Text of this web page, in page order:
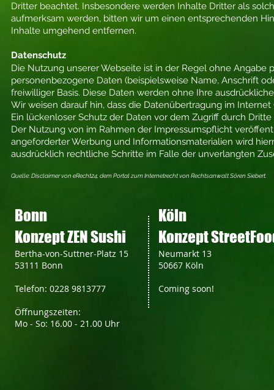
Dritter beachtet. Insbesondere werden Inhalte Dritter als
aufmerksam werden, bitten wir um einen entsprechenden
Inhalte umgehend entfernen.
Datenschutz
Die Nutzung unserer Webseite ist in der Regel ohne
personenbezogene Daten (beispielsweise Name, Anschrift
freiwilliger Basis. Diese Daten werden ohne Ihre
Wir weisen darauf hin, dass die Datenübertragung im
Ein lückenloser Schutz der Daten vor dem Zugriff durch
Der Nutzung von im Rahmen der Impressumspflicht
angeforderter Werbung und Informationsmaterialien wird
ausdrücklich rechtliche Schritte im Falle der unverlangten
Quelle: Disclaimer von eRecht24, dem Portal zum Internetrecht von Rechtsanwalt Sören Siebert.
Bonn
Konzept ZEN Sushi
Bertha-von-Suttner-Platz 15
53111 Bonn
Telefon: 0228 9813777
Öffnungszeiten:
Mo - So: 16.00 - 21.00 Uhr
Köln
Konzept
Neumarkt 13
50667 Köln
Coming soon!